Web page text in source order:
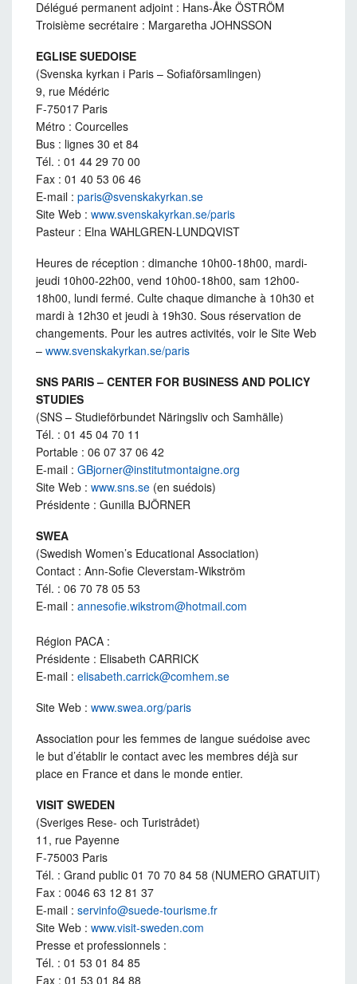
Délégué permanent adjoint : Hans-Åke ÖSTRÖM
Troisième secrétaire : Margaretha JOHNSSON
EGLISE SUEDOISE
(Svenska kyrkan i Paris – Sofiaförsamlingen)
9, rue Médéric
F-75017 Paris
Métro : Courcelles
Bus : lignes 30 et 84
Tél. : 01 44 29 70 00
Fax : 01 40 53 06 46
E-mail : paris@svenskakyrkan.se
Site Web : www.svenskakyrkan.se/paris
Pasteur : Elna WAHLGREN-LUNDQVIST
Heures de réception : dimanche 10h00-18h00, mardi-
jeudi 10h00-22h00, vend 10h00-18h00, sam 12h00-
18h00, lundi fermé. Culte chaque dimanche à 10h30 et
mardi à 12h30 et jeudi à 19h30. Sous réservation de
changements. Pour les autres activités, voir le Site Web
– www.svenskakyrkan.se/paris
SNS PARIS – CENTER FOR BUSINESS AND POLICY
STUDIES
(SNS – Studieförbundet Näringsliv och Samhälle)
Tél. : 01 45 04 70 11
Portable : 06 07 37 06 42
E-mail : GBjorner@institutmontaigne.org
Site Web : www.sns.se (en suédois)
Présidente : Gunilla BJÖRNER
SWEA
(Swedish Women’s Educational Association)
Contact : Ann-Sofie Cleverstam-Wikström
Tél. : 06 70 78 05 53
E-mail : annesofie.wikstrom@hotmail.com
Région PACA :
Présidente : Elisabeth CARRICK
E-mail : elisabeth.carrick@comhem.se
Site Web : www.swea.org/paris
Association pour les femmes de langue suédoise avec
le but d’établir le contact avec les membres déjà sur
place en France et dans le monde entier.
VISIT SWEDEN
(Sveriges Rese- och Turistrådet)
11, rue Payenne
F-75003 Paris
Tél. : Grand public 01 70 70 84 58 (NUMERO GRATUIT)
Fax : 0046 63 12 81 37
E-mail : servinfo@suede-tourisme.fr
Site Web : www.visit-sweden.com
Presse et professionnels :
Tél. : 01 53 01 84 85
Fax : 01 53 01 84 88